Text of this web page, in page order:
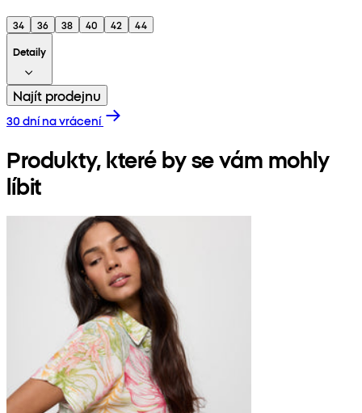
34 36 38 40 42
44
Detaily
Najít prodejnu
30 dní na vrácení
Produkty, které by se vám mohly
líbit